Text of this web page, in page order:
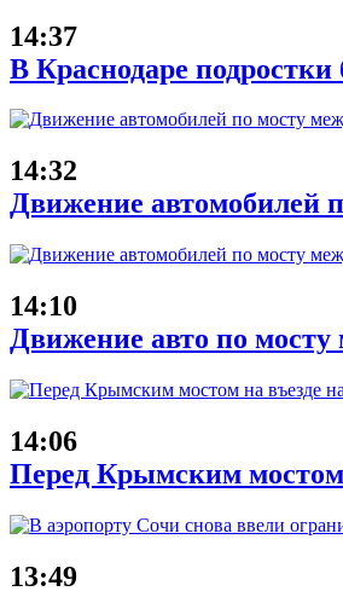
14:37
В Краснодаре
14:32
Движение автомобилей
14:10
Движение авто по
14:06
Перед Крымским мостом
13:49